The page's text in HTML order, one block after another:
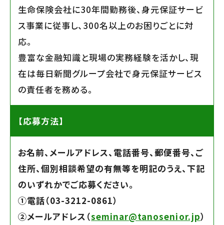
生命保険会社に30年間勤務後、身元保証サービ
ス事業に従事し、300名以上のお困りごとに対
応。
豊富な金融知識と現場の実務経験を活かし、現
在は毎日新聞グループ会社で身元保証サービス
の責任者を務める。
【応募方法】
お名前、メールアドレス、電話番号、郵便番号、ご
住所、個別相談希望の有無等を明記のうえ、下記
のいずれかでご応募ください。
➀電話（03-3212-0861）
➁メールアドレス（seminar@tanosenior.jp）